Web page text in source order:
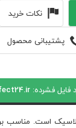
نکات خرید
پشتیبانی محصول
فایل فشرده:
است. مناسب